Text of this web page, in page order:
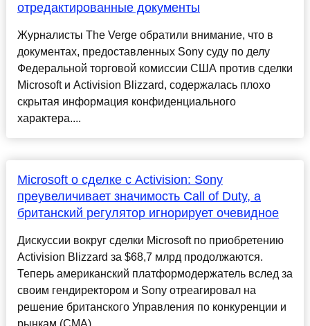
отредактированные документы
Журналисты The Verge обратили внимание, что в
документах, предоставленных Sony суду по делу
Федеральной торговой комиссии США против сделки
Microsoft и Activision Blizzard, содержалась плохо
скрытая информация конфиденциального
характера....
Microsoft о сделке с Activision: Sony
преувеличивает значимость Call of Duty, а
британский регулятор игнорирует очевидное
Дискуссии вокруг сделки Microsoft по приобретению
Activision Blizzard за $68,7 млрд продолжаются.
Теперь американский платформодержатель вслед за
своим гендиректором и Sony отреагировал на
решение британского Управления по конкуренции и